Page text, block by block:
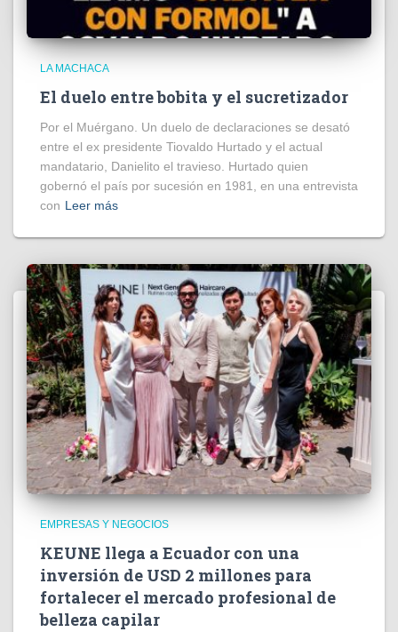
LA MACHACA
El duelo entre bobita y el sucretizador
Por el Muérgano. Un duelo de declaraciones se desató
entre el ex presidente Tiovaldo Hurtado y el actual
mandatario, Danielito el travieso. Hurtado quien
gobernó el país por sucesión en 1981, en una entrevista
con Leer más
EMPRESAS Y NEGOCIOS
KEUNE llega a Ecuador con una
inversión de USD 2 millones para
fortalecer el mercado profesional de
belleza capilar